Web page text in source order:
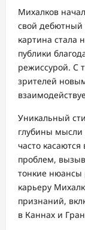
Михалков
свой дебютный
картина стала
публики
режиссурой. С
зрителей
Уникальный
глубины мысли
часто
проблем,
тонкие нюансы
карьеру
признаний,
в Каннах и